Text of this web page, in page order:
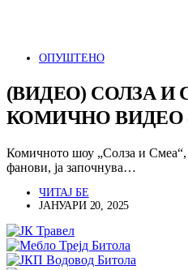
ОПУШТЕНО
(ВИДЕО) СОЛЗА И
КОМИЧНО ВИДЕО
Комичното шоу „Солза и Смеа“,
фанови, ја започнува…
ЧИТАЈ БЕ
ЈАНУАРИ 20, 2025